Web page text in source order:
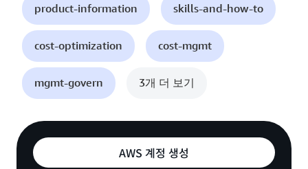
product-information skills-and-how-to
cost-optimization cost-mgmt
mgmt-govern 3개 더 보기
AWS 계정 생성